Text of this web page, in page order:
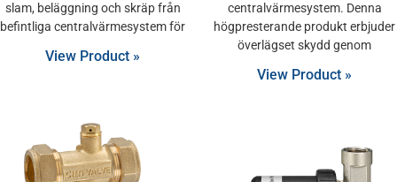
slam, beläggning och skräp från
befintliga centralvärmesystem för
View Product »
centralvärmesystem. Denna
högpresterande produkt erbjuder
överlägset skydd genom
View Product »